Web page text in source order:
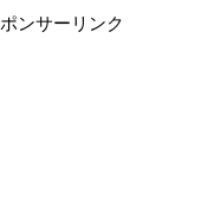
ンサーリンク